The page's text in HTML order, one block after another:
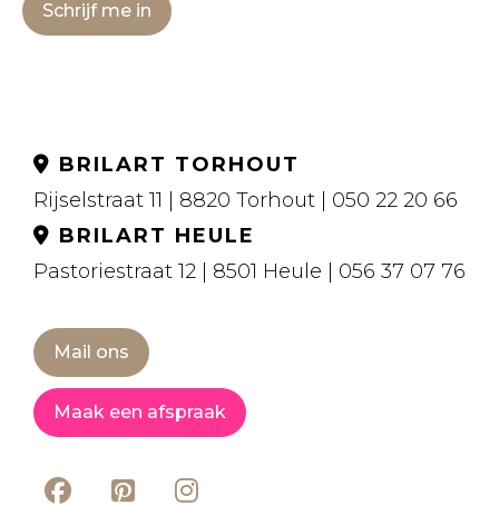
Schrijf me in
BRILART TORHOUT
Rijselstraat 11 | 8820 Torhout | 050 22 20 66
BRILART HEULE
Pastoriestraat 12 | 8501 Heule | 056 37 07 76
Mail ons
Maak een afspraak